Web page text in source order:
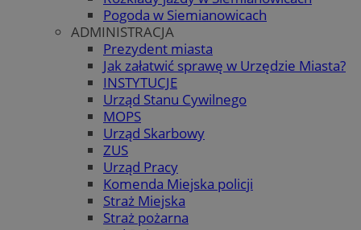
Pogoda w Siemianowicach
ADMINISTRACJA
Prezydent miasta
Jak załatwić sprawę w Urzędzie Miasta?
INSTYTUCJE
Urząd Stanu Cywilnego
MOPS
Urząd Skarbowy
ZUS
Urząd Pracy
Komenda Miejska policji
Straż Miejska
Straż pożarna